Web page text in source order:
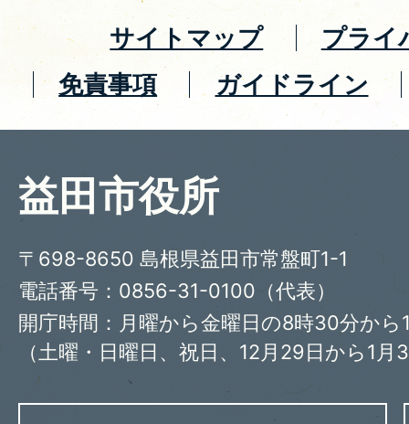
サイトマップ
プライ
免責事項
ガイドライン
益田市役所
〒698-8650 島根県益田市常盤町1-1
電話番号：0856-31-0100（代表）
開庁時間：月曜から金曜日の8時30分から
（土曜・日曜日、祝日、12月29日から1月